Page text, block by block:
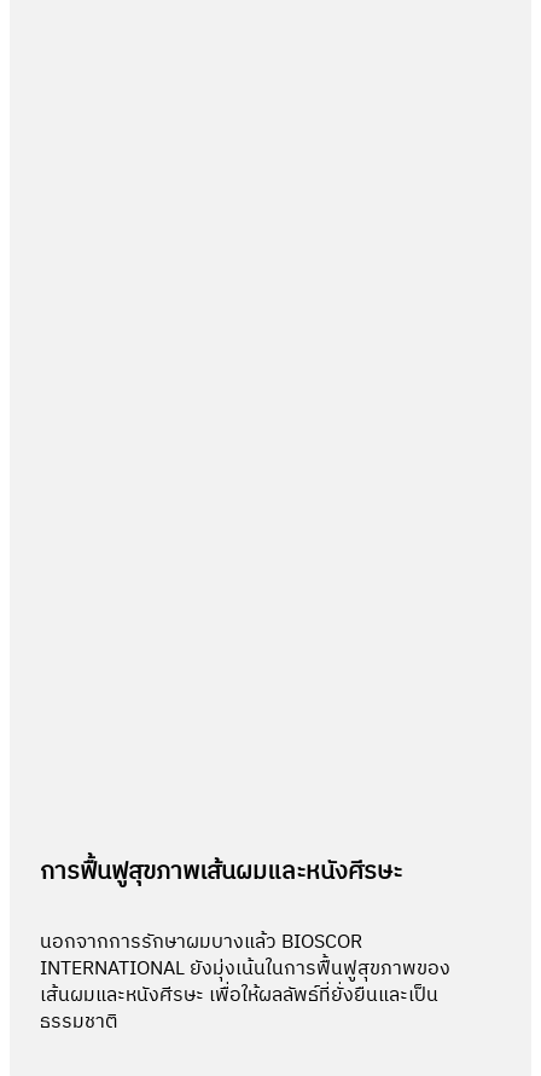
การฟื้นฟูสุขภาพเส้นผมและหนังศีรษะ
นอกจากการรักษาผมบางแล้ว BIOSCOR
INTERNATIONAL ยังมุ่งเน้นในการฟื้นฟูสุขภาพของ
เส้นผมและหนังศีรษะ เพื่อให้ผลลัพธ์ที่ยั่งยืนและเป็น
ธรรมชาติ